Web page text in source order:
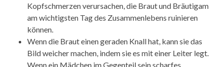
Kopfschmerzen verursachen, die Braut und Bräutigam
am wichtigsten Tag des Zusammenlebens ruinieren
können.
Wenn die Braut einen geraden Knall hat, kann sie das
Bild weicher machen, indem sie es mit einer Leiter legt.
Wenn ein Mädchen im Gegenteil sein scharfes